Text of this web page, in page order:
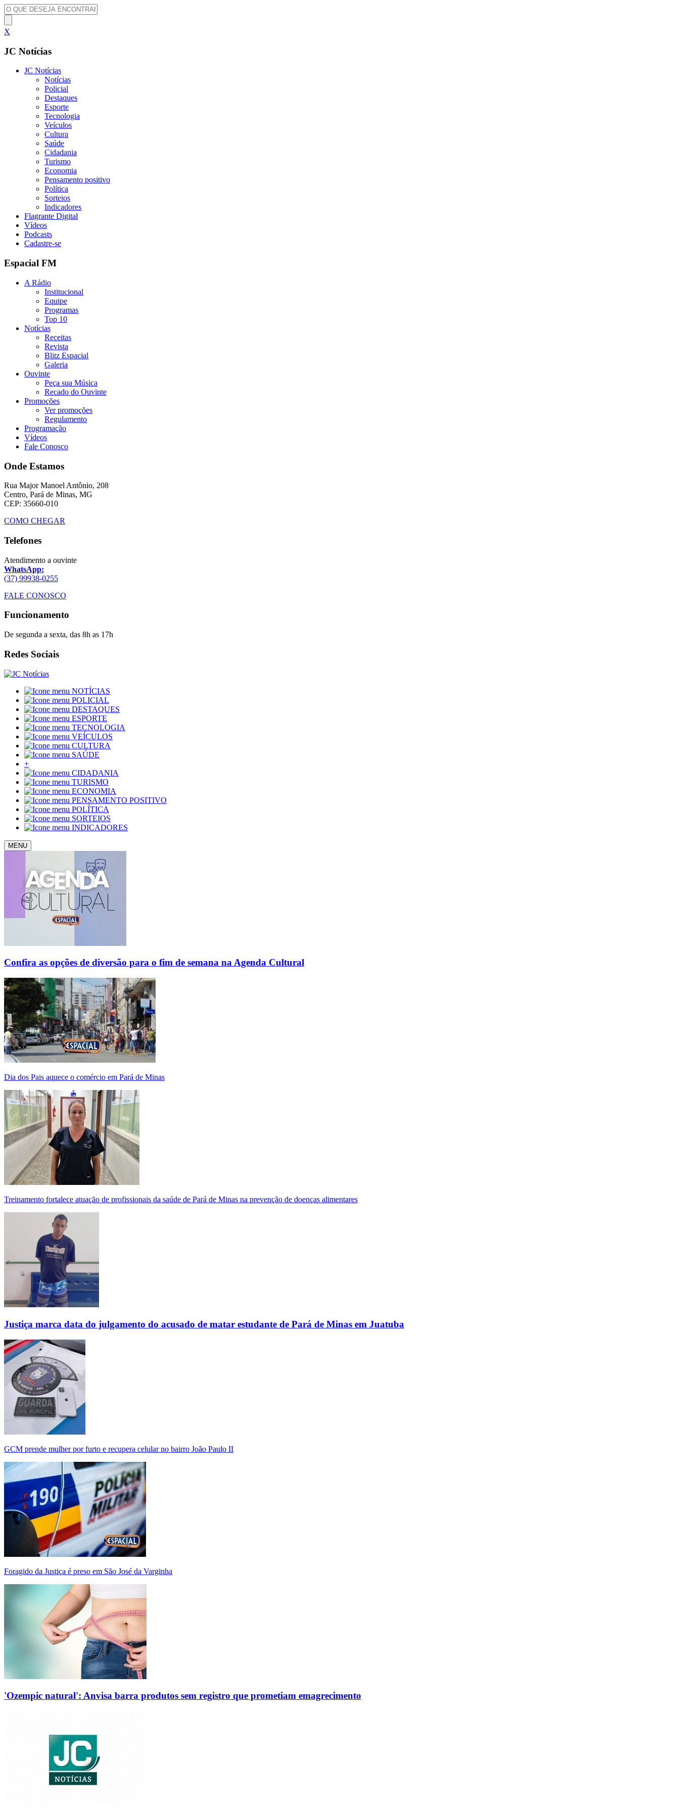
X
JC Notícias
JC Notícias
Notícias
Policial
Destaques
Esporte
Tecnologia
Veículos
Cultura
Saúde
Cidadania
Turismo
Economia
Pensamento positivo
Política
Sorteios
Indicadores
Flagrante Digital
Vídeos
Podcasts
Cadastre-se
Espacial FM
A Rádio
Institucional
Equipe
Programas
Top 10
Notícias
Receitas
Revista
Blitz Espacial
Galeria
Ouvinte
Peça sua Música
Recado do Ouvinte
Promoções
Ver promoções
Regulamento
Programação
Vídeos
Fale Conosco
Onde Estamos
Rua Major Manoel Antônio, 208
Centro, Pará de Minas, MG
CEP: 35660-010
COMO CHEGAR
Telefones
Atendimento a ouvinte
WhatsApp:
(37) 99938-0255
FALE CONOSCO
Funcionamento
De segunda a sexta, das 8h as 17h
Redes Sociais
NOTÍCIAS
POLICIAL
DESTAQUES
ESPORTE
TECNOLOGIA
VEÍCULOS
CULTURA
SAÚDE
+
CIDADANIA
TURISMO
ECONOMIA
PENSAMENTO POSITIVO
POLÍTICA
SORTEIOS
INDICADORES
MENU
Confira as opções de diversão para o fim de semana na Agenda Cultural
Dia dos Pais aquece o comércio em Pará de Minas
Treinamento fortalece atuação de profissionais da saúde de Pará de Minas na prevenção de doenças alimentares
Justiça marca data do julgamento do acusado de matar estudante de Pará de Minas em Juatuba
GCM prende mulher por furto e recupera celular no bairro João Paulo II
Foragido da Justiça é preso em São José da Varginha
'Ozempic natural': Anvisa barra produtos sem registro que prometiam emagrecimento